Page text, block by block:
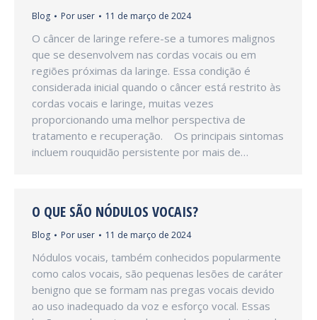
Blog Por user 11 de março de 2024
O câncer de laringe refere-se a tumores malignos
que se desenvolvem nas cordas vocais ou em
regiões próximas da laringe. Essa condição é
considerada inicial quando o câncer está restrito às
cordas vocais e laringe, muitas vezes
proporcionando uma melhor perspectiva de
tratamento e recuperação. Os principais sintomas
incluem rouquidão persistente por mais de…
O QUE SÃO NÓDULOS VOCAIS?
Blog Por user 11 de março de 2024
Nódulos vocais, também conhecidos popularmente
como calos vocais, são pequenas lesões de caráter
benigno que se formam nas pregas vocais devido
ao uso inadequado da voz e esforço vocal. Essas